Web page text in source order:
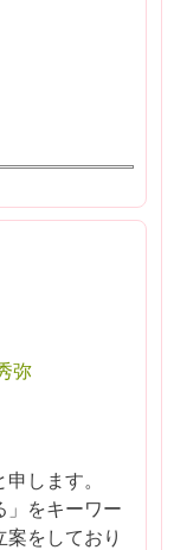
弥
します。
」をキーワー
をしており